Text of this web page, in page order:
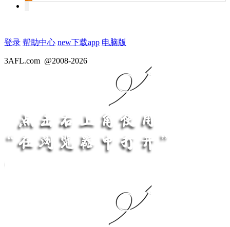
登录 帮助中心 new下载app 电脑版
3AFL.com @2008-2026